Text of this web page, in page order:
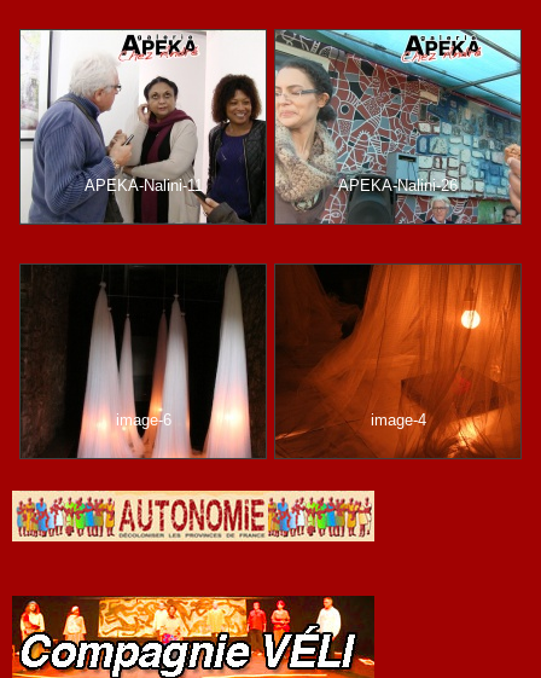
APEKA-Nalini-11 APEKA-Nalini-26
image-6 image-4